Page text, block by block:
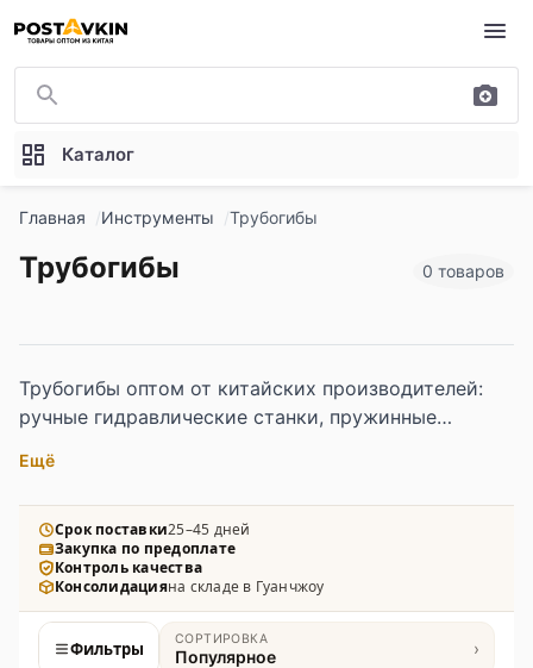
Перейти к основному содержимому
Каталог
Главная Инструменты Трубогибы
Трубогибы 0 товаров
Трубогибы оптом от китайских производителей:
ручные гидравлические станки, пружинные
профессиональной работы. Широкий диапазон
диаметров труб.
Ещё
Срок поставки25–45 дней
Закупка по предоплате
Контроль качества
Консолидацияна складе в Гуанчжоу
Фильтры СОРТИРОВКА
Популярное ›